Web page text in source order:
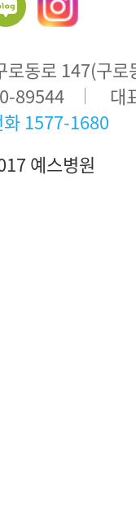
로동로 147(구
89544
대
1577-1680
예스병원